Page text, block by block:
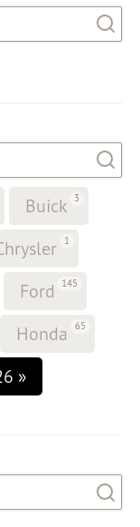
Buick 3
1
Ford 145
Honda 65
»